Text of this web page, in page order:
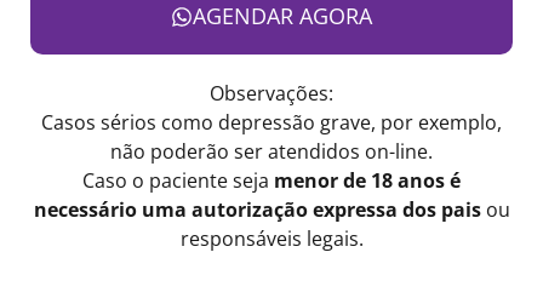
AGENDAR AGORA
Observações:
Casos sérios como depressão grave, por exemplo,
não poderão ser atendidos on-line.
Caso o paciente seja menor de 18 anos é
necessário uma autorização expressa dos paisou
responsáveis legais.